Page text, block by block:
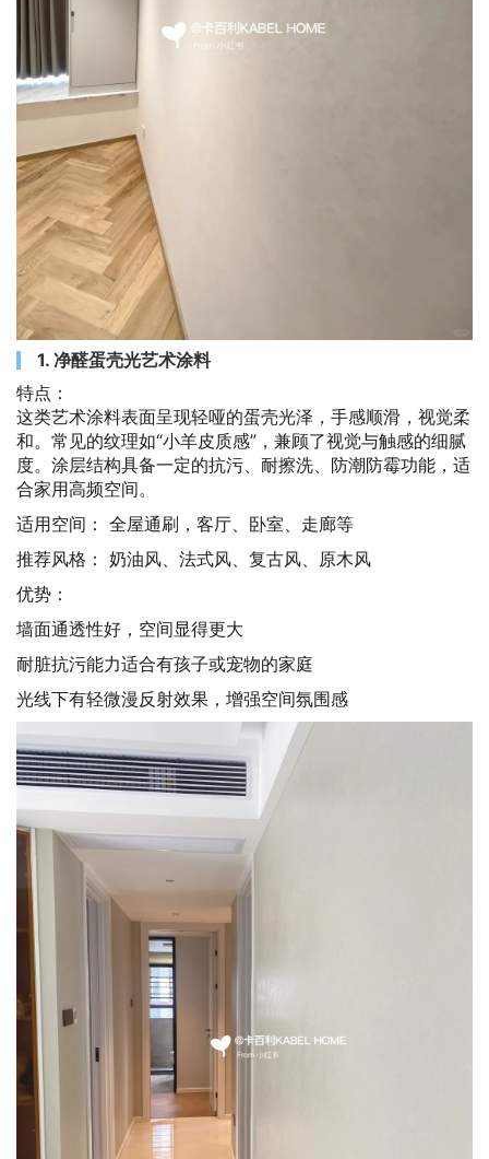
1. 净醛蛋壳光艺术涂料
特点：
这类艺术涂料表面呈现轻哑的蛋壳光泽，手感顺滑，视觉柔
和。常见的纹理如“小羊皮质感”，兼顾了视觉与触感的细腻
度。涂层结构具备一定的抗污、耐擦洗、防潮防霉功能，适
合家用高频空间。
适用空间： 全屋通刷，客厅、卧室、走廊等
推荐风格： 奶油风、法式风、复古风、原木风
优势：
墙面通透性好，空间显得更大
耐脏抗污能力适合有孩子或宠物的家庭
光线下有轻微漫反射效果，增强空间氛围感